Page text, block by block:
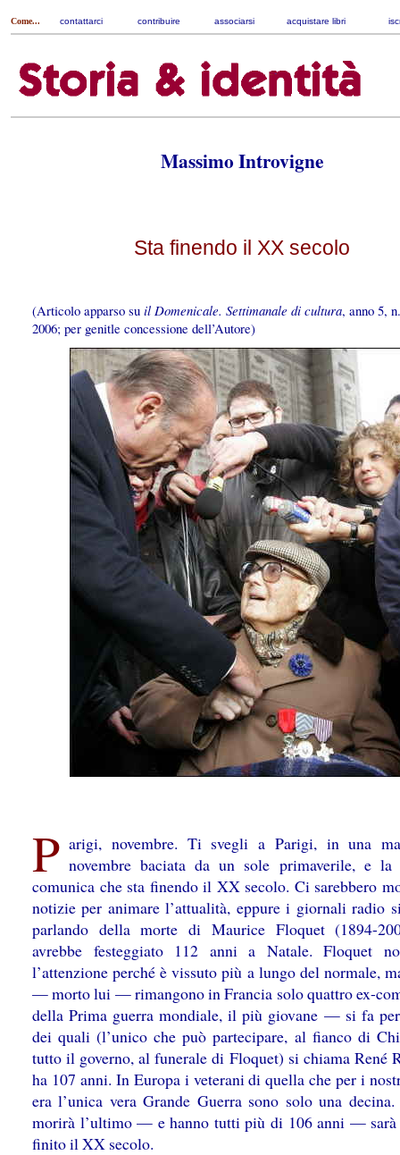
Come... contattarci contribuire associarsi acquistare libri
Massimo Introvigne
Sta finendo il XX secolo
(Articolo apparso su il Domenicale. Settimanale di cultura, anno 5,
2006; per genitle concessione dell’Autore)
P arigi, novembre. Ti svegli a Parigi, in una
novembre baciata da un sole primaverile, e
comunica che sta finendo il XX secolo. Ci sarebbero
notizie per animare l’attualità, eppure i giornali radio
parlando della morte di Maurice Floquet (1894-
avrebbe festeggiato 112 anni a Natale. Floquet
l’attenzione perché è vissuto più a lungo del normale,
— morto lui — rimangono in Francia solo quattro ex-
della Prima guerra mondiale, il più giovane — si fa
dei quali (l’unico che può partecipare, al fianco di
tutto il governo, al funerale di Floquet) si chiama René
ha 107 anni. In Europa i veterani di quella che per i
era l’unica vera Grande Guerra sono solo una decina.
morirà l’ultimo — e hanno tutti più di 106 anni — sarà
finito il XX secolo.